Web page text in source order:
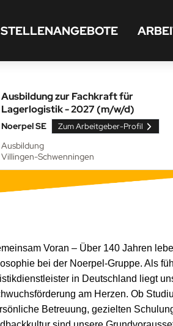
STELLENANGEBOTE
Ausbildung zur Fachkraft für
Lagerlogistik - 2027 (m/w/d)
Noerpel SE Zum Arbeitgeber-Profil
Ausbildung
Villingen-Schwenningen